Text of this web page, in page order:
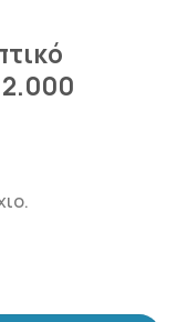
Platinum No. 128